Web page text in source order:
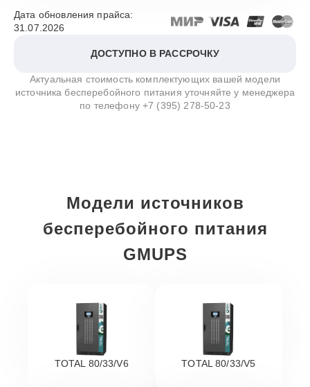
Дата обновления прайса:
31.07.2026
ДОСТУПНО В РАССРОЧКУ
Актуальная стоимость комплектующих вашей модели
источника бесперебойного питания уточняйте у менеджера
по телефону+7 (395) 278-50-23
Модели источников
бесперебойного питания
GMUPS
TOTAL 80/33/V6 TOTAL 80/33/V5